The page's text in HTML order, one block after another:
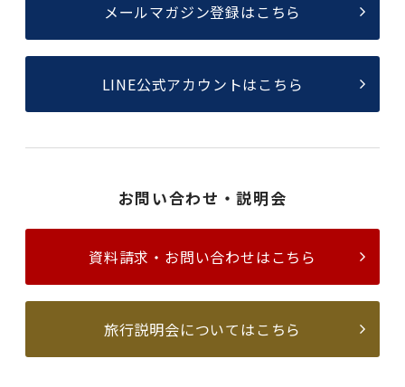
メールマガジン登録はこちら
LINE公式アカウントはこちら
お問い合わせ・説明会
資料請求・お問い合わせはこちら
旅行説明会についてはこちら